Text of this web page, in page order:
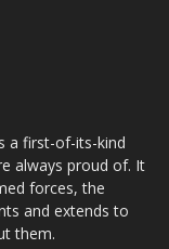
a first-of-its-kind
always proud of. It
forces, the
and extends to
them.